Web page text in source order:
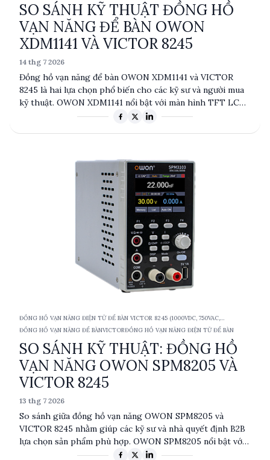
SO SÁNH KỸ THUẬT ĐỒNG HỒ
VẠN NĂNG ĐỂ BÀN OWON
XDM1141 VÀ VICTOR 8245
14 thg 7 2026
Đồng hồ vạn năng để bàn OWON XDM1141 và VICTOR
8245 là hai lựa chọn phổ biến cho các kỹ sư và người mua
kỹ thuật. OWON XDM1141 nổi bật với màn hình TFT LCD
và khả năng ghi dữ liệu, trong khi VICTOR 8245 sử dụng
ĐỒNG HỒ VẠN NĂNG ĐIỆN TỬ ĐỂ BÀN VICTOR 8245 (1000VDC, 750VAC,
10ACA/DCA, TRMS)
ĐỒNG HỒ VẠN NĂNG ĐỂ BÀNVICTORĐỒNG HỒ VẠN NĂNG ĐIỆN TỬ ĐỂ BÀN
SO SÁNH KỸ THUẬT: ĐỒNG HỒ
VẠN NĂNG OWON SPM8205 VÀ
VICTOR 8245
13 thg 7 2026
So sánh giữa đồng hồ vạn năng OWON SPM8205 và
VICTOR 8245 nhằm giúp các kỹ sư và nhà quyết định B2B
lựa chọn sản phẩm phù hợp. OWON SPM8205 nổi bật với
khả năng cung cấp nguồn DC mạnh mẽ và giao diện đa